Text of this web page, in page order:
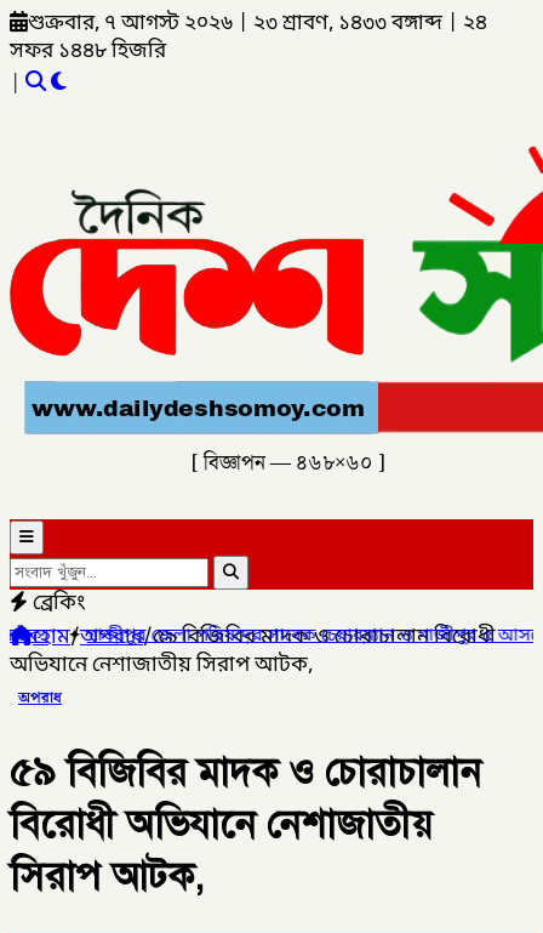
শুক্রবার, ৭ আগস্ট ২০২৬ ২৩ শ্রাবণ, ১৪৩৩ বঙ্গাব্দ
২৪
সফর ১৪৪৮ হিজরি
|
[ বিজ্ঞাপন — ৪৬৮×৬০ ]
ব্রেকিং
পরিষদের সাবেক চেয়ারম্যান ও গাজীপুর ৫ আসনের সাবেক সংসদ সদস্য
হোম/অপরাধ/৫৯ বিজিবির মাদক ও চোরাচালান বিরোধী
অভিযানে নেশাজাতীয় সিরাপ আটক,
অপরাধ
৫৯ বিজিবির মাদক ও চোরাচালান
বিরোধী অভিযানে নেশাজাতীয়
সিরাপ আটক,